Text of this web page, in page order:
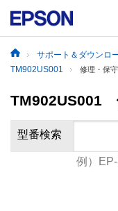
サポート＆ダウンロ
TM902US001
修理・保
TM902US001
型番検索
例）